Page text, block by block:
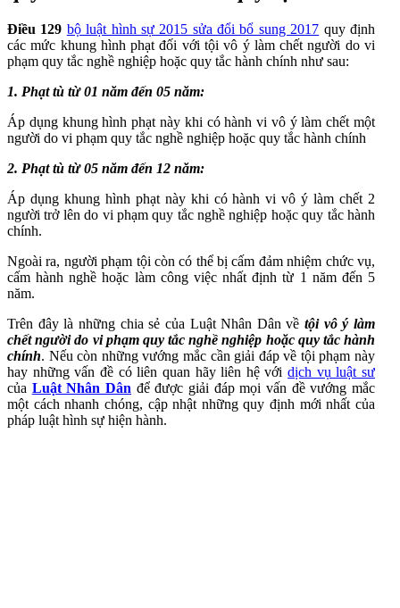
Điều 129 bộ luật hình sự 2015 sửa đổi bổ sung 2017 quy định
các mức khung hình phạt đối với tội vô ý làm chết người do vi
phạm quy tắc nghề nghiệp hoặc quy tắc hành chính như sau:
1. Phạt tù từ 01 năm đến 05 năm:
Áp dụng khung hình phạt này khi có hành vi vô ý làm chết một
người do vi phạm quy tắc nghề nghiệp hoặc quy tắc hành chính
2. Phạt tù từ 05 năm đến 12 năm:
Áp dụng khung hình phạt này khi có hành vi vô ý làm chết 2
người trở lên do vi phạm quy tắc nghề nghiệp hoặc quy tắc hành
chính.
Ngoài ra, người phạm tội còn có thể bị cấm đảm nhiệm chức vụ,
cấm hành nghề hoặc làm công việc nhất định từ 1 năm đến 5
năm.
Trên đây là những chia sẻ của Luật Nhân Dân vềtội vô ý làm
chết người do vi phạm quy tắc nghề nghiệp hoặc quy tắc hành
chính. Nếu còn những vướng mắc cần giải đáp về tội phạm này
hay những vấn đề có liên quan hãy liên hệ vớidịch vụ luật sư
của Luật Nhân Dân để được giải đáp mọi vấn đề vướng mắc
một cách nhanh chóng, cập nhật những quy định mới nhất của
pháp luật hình sự hiện hành.